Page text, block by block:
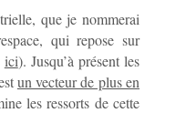
que je nommerai
qui repose sur
ici). Jusqu’à présent les
un vecteur de plus en
les ressorts de cette